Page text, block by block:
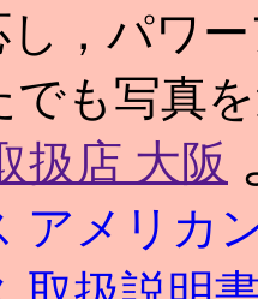
し，パワ
でも写真
扱店 大阪
アメリカ